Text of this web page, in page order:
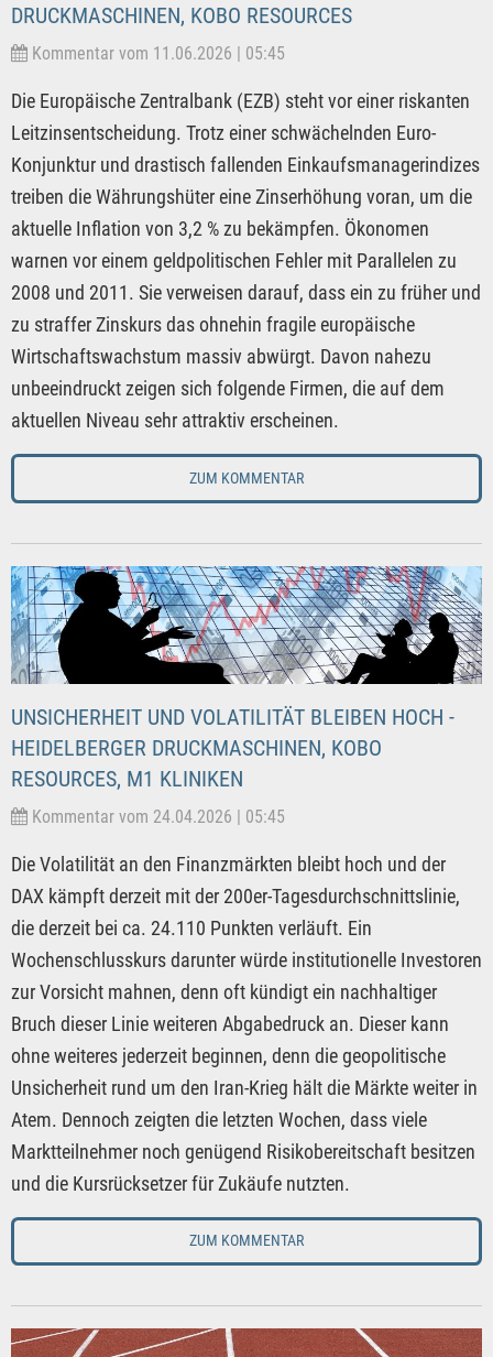
DRUCKMASCHINEN, KOBO RESOURCES
Kommentar vom 11.06.2026 | 05:45
Die Europäische Zentralbank (EZB) steht vor einer riskanten
Leitzinsentscheidung. Trotz einer schwächelnden Euro-
Konjunktur und drastisch fallenden Einkaufsmanagerindizes
treiben die Währungshüter eine Zinserhöhung voran, um die
aktuelle Inflation von 3,2 % zu bekämpfen. Ökonomen
warnen vor einem geldpolitischen Fehler mit Parallelen zu
2008 und 2011. Sie verweisen darauf, dass ein zu früher und
zu straffer Zinskurs das ohnehin fragile europäische
Wirtschaftswachstum massiv abwürgt. Davon nahezu
unbeeindruckt zeigen sich folgende Firmen, die auf dem
aktuellen Niveau sehr attraktiv erscheinen.
ZUM KOMMENTAR
UNSICHERHEIT UND VOLATILITÄT BLEIBEN HOCH -
HEIDELBERGER DRUCKMASCHINEN, KOBO
RESOURCES, M1 KLINIKEN
Kommentar vom 24.04.2026 | 05:45
Die Volatilität an den Finanzmärkten bleibt hoch und der
DAX kämpft derzeit mit der 200er-Tagesdurchschnittslinie,
die derzeit bei ca. 24.110 Punkten verläuft. Ein
Wochenschlusskurs darunter würde institutionelle Investoren
zur Vorsicht mahnen, denn oft kündigt ein nachhaltiger
Bruch dieser Linie weiteren Abgabedruck an. Dieser kann
ohne weiteres jederzeit beginnen, denn die geopolitische
Unsicherheit rund um den Iran-Krieg hält die Märkte weiter in
Atem. Dennoch zeigten die letzten Wochen, dass viele
Marktteilnehmer noch genügend Risikobereitschaft besitzen
und die Kursrücksetzer für Zukäufe nutzten.
ZUM KOMMENTAR